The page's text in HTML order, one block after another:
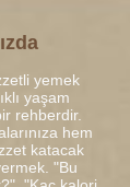
yemek
yaşam
rehberdir.
hem
katacak
"Bu